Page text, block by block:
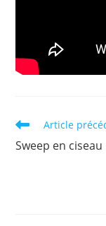
Read
articles
Article
Sweep en ciseau